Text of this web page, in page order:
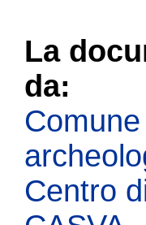
La
da:
Centro